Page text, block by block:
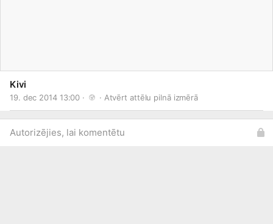
Kivi
19. dec 2014 13:00 · · Atvērt attēlu pilnā izmērā
Autorizējies, lai komentētu